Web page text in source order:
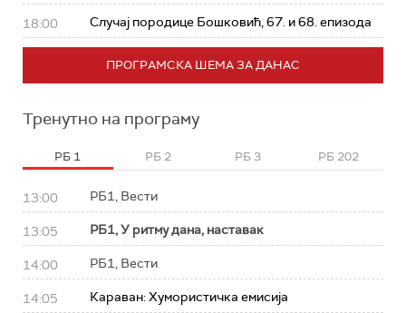
18:00 Случај породице Бошковић, 67. и 68. епизода
ПРОГРАМСКА ШЕМА ЗА ДАНАС
Тренутно на програму
РБ 1 РБ 2 РБ 3 РБ 202
13:00 РБ1, Вести
13:05 РБ1, У ритму дана, наставак
14:00 РБ1, Вести
14:05 Караван: Хумористичка емисија